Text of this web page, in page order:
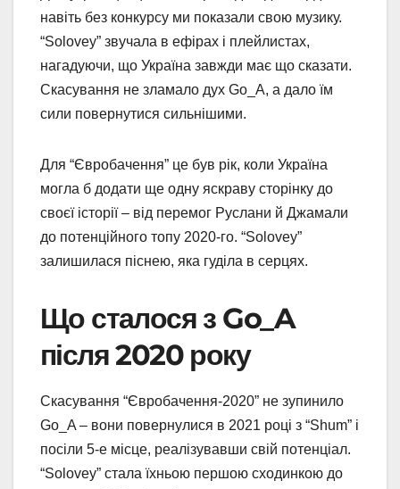
навіть без конкурсу ми показали свою музику.
“Solovey” звучала в ефірах і плейлистах,
нагадуючи, що Україна завжди має що сказати.
Скасування не зламало дух Go_A, а дало їм
сили повернутися сильнішими.
Для “Євробачення” це був рік, коли Україна
могла б додати ще одну яскраву сторінку до
своєї історії – від перемог Руслани й Джамали
до потенційного топу 2020-го. “Solovey”
залишилася піснею, яка гуділа в серцях.
Що сталося з Go_A
після 2020 року
Скасування “Євробачення-2020” не зупинило
Go_A – вони повернулися в 2021 році з “Shum” і
посіли 5-е місце, реалізувавши свій потенціал.
“Solovey” стала їхньою першою сходинкою до